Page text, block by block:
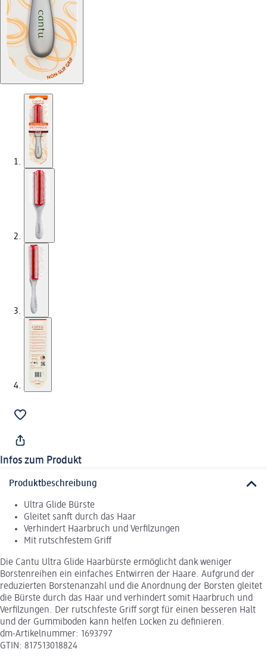
Infos zum Produkt
Produktbeschreibung
Ultra Glide Bürste
Gleitet sanft durch das Haar
Verhindert Haarbruch und Verfilzungen
Mit rutschfestem Griff
Die Cantu Ultra Glide Haarbürste ermöglicht dank weniger
Borstenreihen ein einfaches Entwirren der Haare. Aufgrund der
reduzierten Borstenanzahl und die Anordnung der Borsten gleitet
die Bürste durch das Haar und verhindert somit Haarbruch und
Verfilzungen. Der rutschfeste Griff sorgt für einen besseren Halt
und der Gummiboden kann helfen Locken zu definieren.
dm-Artikelnummer: 1693797
GTIN: 817513018824